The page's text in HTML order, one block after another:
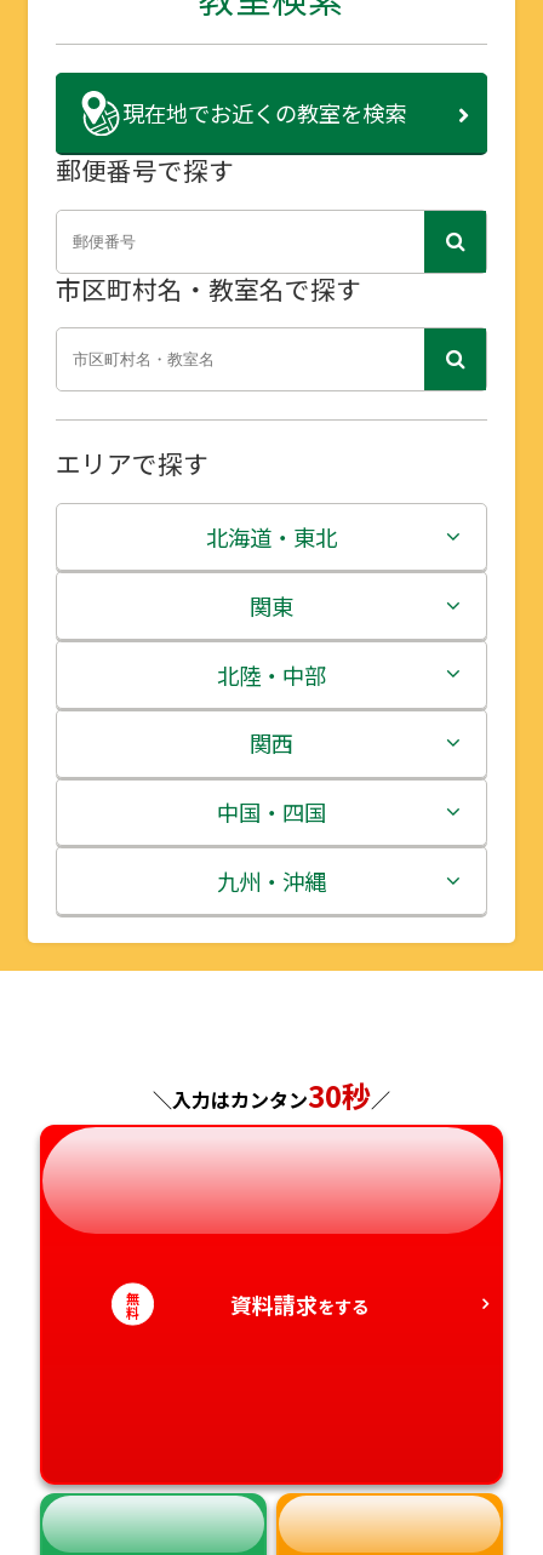
現在地でお近くの教室を検索
郵便番号で探す
市区町村名・教室名で探す
エリアで探す
北海道・東北
北海道
青森県
岩手県
宮城県
秋田県
山形県
関東
茨城県
栃木県
群馬県
埼玉県
千葉県
北陸・中部
新潟県
富山県
石川県
福井県
岐阜県
静岡県
関西
三重県
滋賀県
京都府
奈良県
和歌山県
中国・四国
鳥取県
島根県
山口県
徳島県
九州・沖縄
福岡県
熊本県
大分県
＼入力はカンタン30秒／
無
料 資料請求をする